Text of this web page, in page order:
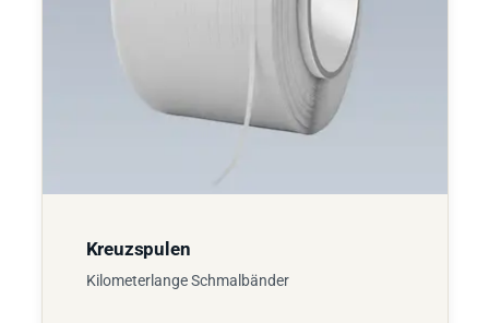
Kreuzspulen
Kilometerlange Schmalbänder